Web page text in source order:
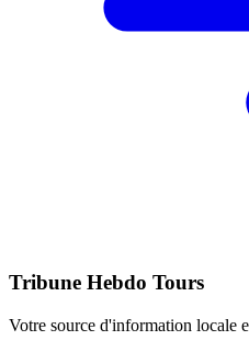
Tribune Hebdo Tours
Votre source d'information locale